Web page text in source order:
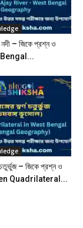
নদী – জিকে প্রশ্ন ও
চতুর্ভুজ – জিকে প্রশ্ন ও
Quadrilateral...